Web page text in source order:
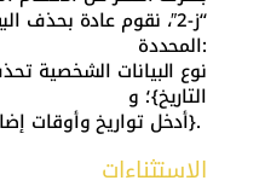
“ز-2″، نقوم عادة بحذف
المحددة:
التاريخ}؛ و
– { أدخل تواريخ وأوقات إضافية}.
الاستثناءات